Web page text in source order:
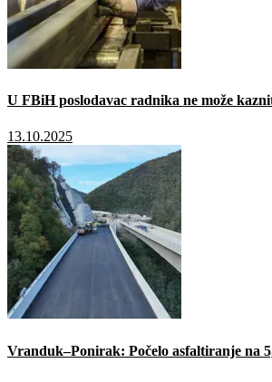
U FBiH poslodavac radnika ne može
13.10.2025
Vranduk–Ponirak: Počelo asfaltiranje na